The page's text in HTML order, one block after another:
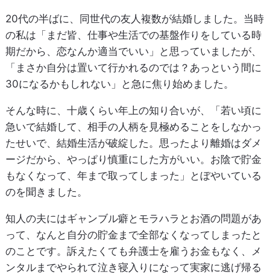
20代の半ばに、同世代の友人複数が結婚しました。当時
の私は「まだ皆、仕事や生活での基盤作りをしている時
期だから、恋なんか適当でいい」と思っていましたが、
「まさか自分は置いて行かれるのでは？あっという間に
30になるかもしれない」と急に焦り始めました。
そんな時に、十歳くらい年上の知り合いが、「若い頃に
急いで結婚して、相手の人柄を見極めることをしなかっ
たせいで、結婚生活が破綻した。思ったより離婚はダメ
ージだから、やっぱり慎重にした方がいい。お陰で貯金
もなくなって、年まで取ってしまった」とぼやいている
のを聞きました。
知人の夫にはギャンブル癖とモラハラとお酒の問題があ
って、なんと自分の貯金まで全部なくなってしまったと
のことです。訴えたくても弁護士を雇うお金もなく、メ
ンタルまでやられて泣き寝入りになって実家に逃げ帰る